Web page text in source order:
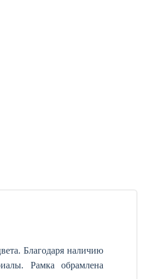
Благодаря наличию
Рамка обрамлена